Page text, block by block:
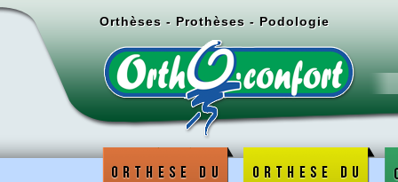
Orthèses - Prothèses - Podologie